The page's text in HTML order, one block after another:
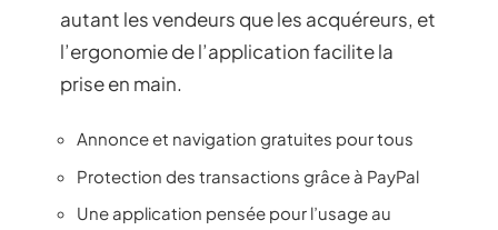
autant les vendeurs que les acquéreurs, et
l’ergonomie de l’application facilite la
prise en main.
Annonce et navigation gratuites pour tous
Protection des transactions grâce à PayPal
Une application pensée pour l’usage au